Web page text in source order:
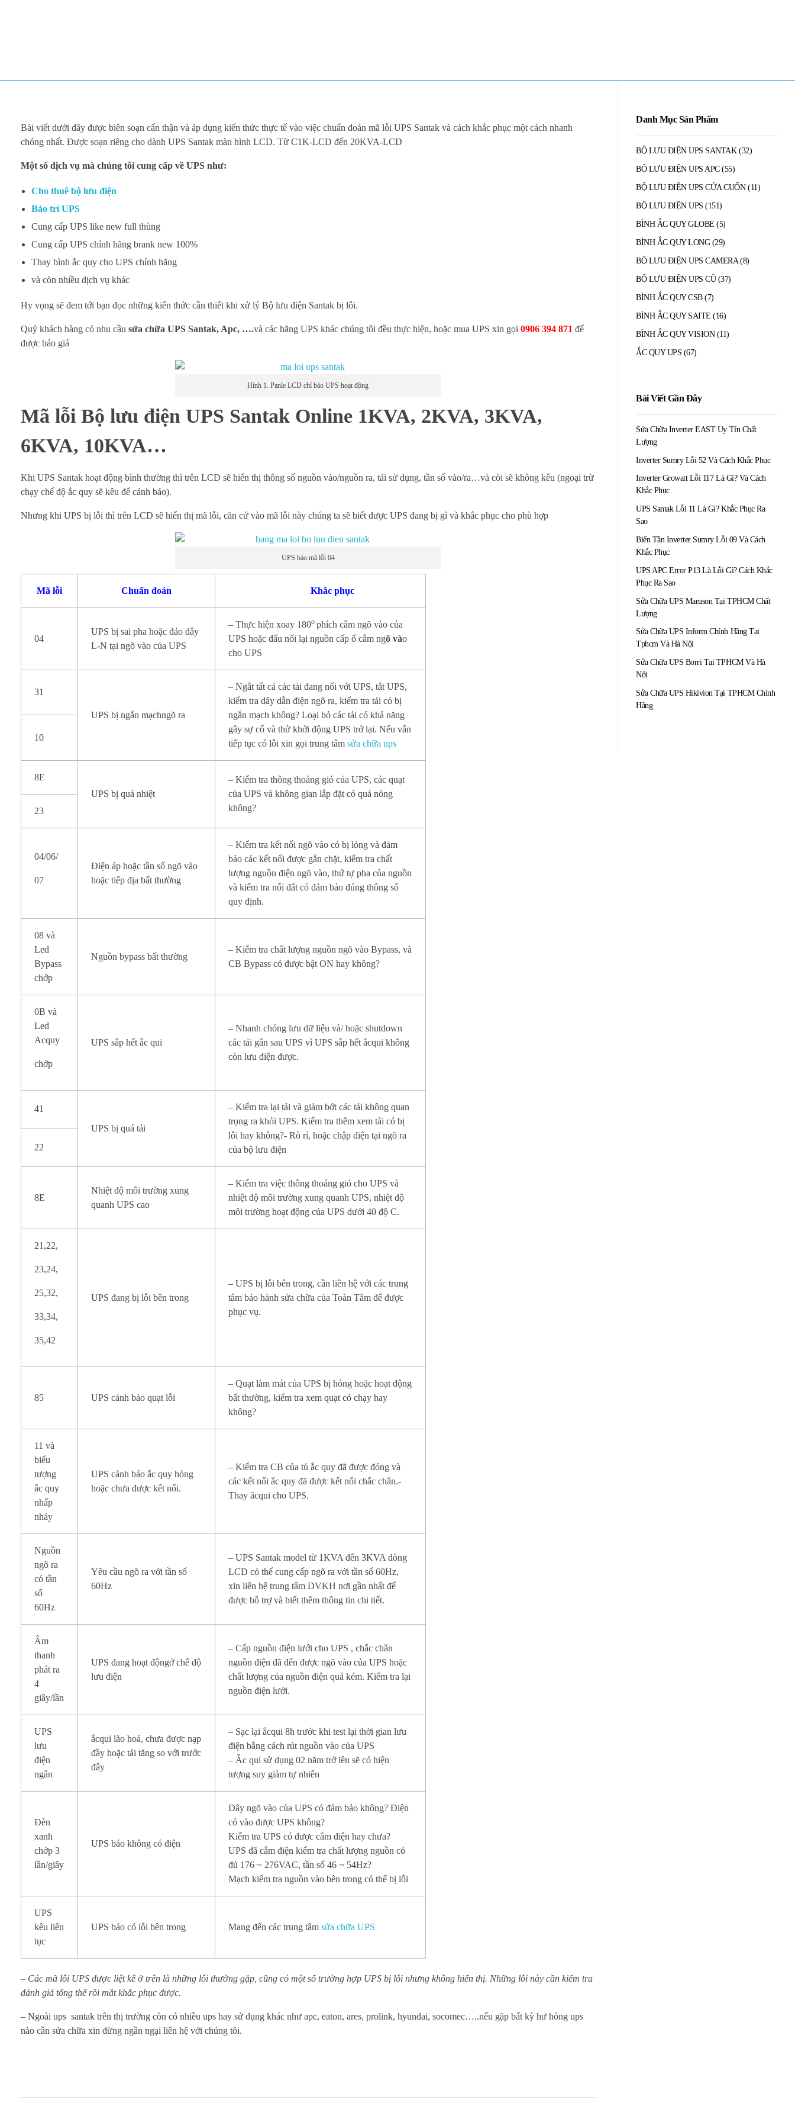
M
ã
l
ỗ
U
P
a
a
k
à
c
ắ
p
ụ
c
Bài viết dưới đây được biên soạn cẩn thận và áp dụng kiến thức thực tế vào việc chuẩn đoán mã lỗi UPS Santak và cách khắc phục một cách nhanh
chóng nhất. Được soạn riêng cho dành UPS Santak màn hình LCD. Từ C1K-LCD đến 20KVA-LCD
Một số dịch vụ mà chúng tôi cung cấp về UPS như:
Cho thuê bộ lưu điện
Bảo trì UPS
Cung cấp UPS like new full thùng
Cung cấp UPS chính hãng brank new 100%
Thay bình ắc quy cho UPS chính hãng
và còn nhiều dịch vụ khác
Hy vọng sẽ đem tới bạn đọc những kiến thức cần thiết khi xử lý Bộ lưu điện Santak bị lỗi.
Quý khách hàng có nhu cầu sửa chữa UPS Santak, Apc, ….và các hãng UPS khác chúng tôi đều thực hiện, hoặc mua UPS xin gọi 0906 394 871 để
được báo giá
Hình 1. Panle LCD chỉ báo UPS hoạt động
Mã lỗi Bộ lưu điện UPS Santak Online 1KVA, 2KVA, 3KVA,
6KVA, 10KVA…
Khi UPS Santak hoạt động bình thường thì trên LCD sẽ hiển thị thông số nguồn vào/nguồn ra, tải sử dụng, tần số vào/ra…và còi sẽ không kêu (ngoại trừ
chạy chế độ ắc quy sẽ kêu để cảnh báo).
Nhưng khi UPS bị lỗi thì trên LCD sẽ hiển thị mã lỗi, căn cứ vào mã lỗi này chúng ta sẽ biết được UPS đang bị gì và khắc phục cho phù hợp
UPS báo mã lỗi 04
Mã lỗi Chuẩn đoán Khắc phục
04
UPS bị sai pha hoặc đảo dây
L-N tại ngõ vào của UPS
– Thực hiện xoay 180ophích cắm ngõ vào của
UPS hoặc đấu nối lại nguồn cấp ổ cắm ngõ vào
cho UPS
31
UPS bị ngắn mạchngõ ra
– Ngắt tất cả các tải đang nối với UPS, tắt UPS,
kiểm tra dây dẫn điện ngõ ra, kiểm tra tải có bị
ngắn mạch không? Loại bỏ các tải có khả năng
gây sự cố và thử khởi động UPS trở lại. Nếu vẫn
tiếp tục có lỗi xin gọi trung tâmsửa chữa ups
10
8E
UPS bị quá nhiệt
– Kiểm tra thông thoáng gió của UPS, các quạt
của UPS và không gian lắp đặt có quá nóng
không?
23
04/06/
07
Điện áp hoặc tần số ngõ vào
hoặc tiếp địa bất thường
– Kiểm tra kết nối ngõ vào có bị lỏng và đảm
bảo các kết nối được gắn chặt, kiểm tra chất
lượng nguồn điện ngõ vào, thứ tự pha của nguồn
và kiểm tra nối đất có đảm bảo đúng thông số
quy định.
08 và
Led
Bypass
chớp
Nguồn bypass bất thường
– Kiểm tra chất lượng nguồn ngõ vào Bypass, và
CB Bypass có được bật ON hay không?
0B và
Led
Acquy
chớp
UPS sắp hết ắc qui
– Nhanh chóng lưu dữ liệu và/ hoặc shutdown
các tải gắn sau UPS vì UPS sắp hết ắcqui không
còn lưu điện được.
41
UPS bị quá tải
– Kiểm tra lại tải và giảm bớt các tải không quan
trọng ra khỏi UPS. Kiểm tra thêm xem tải có bị
lỗi hay không?- Rò rỉ, hoặc chập điện tại ngõ ra
của bộ lưu điện
22
8E
Nhiệt độ môi trường xung
quanh UPS cao
– Kiểm tra việc thông thoáng gió cho UPS và
nhiệt độ môi trường xung quanh UPS, nhiệt độ
môi trường hoạt động của UPS dưới 40 độ C.
21,22,
23,24,
25,32,
33,34,
35,42
UPS đang bị lỗi bên trong
– UPS bị lỗi bên trong, cần liên hệ với các trung
tâm bảo hành sửa chữa của Toàn Tâm để được
phục vụ.
85 UPS cảnh báo quạt lỗi
– Quạt làm mát của UPS bị hỏng hoặc hoạt động
bất thường, kiểm tra xem quạt có chạy hay
không?
11 và
biểu
tượng
ắc quy
nhấp
nháy
UPS cảnh báo ắc quy hỏng
hoặc chưa được kết nối.
– Kiểm tra CB của tủ ắc quy đã được đóng và
các kết nối ắc quy đã được kết nối chắc chắn.-
Thay ăcqui cho UPS.
Nguồn
ngõ ra
có tần
số
60Hz
Yêu cầu ngõ ra với tần số
60Hz
– UPS Santak model từ 1KVA đến 3KVA dòng
LCD có thể cung cấp ngõ ra với tần số 60Hz,
xin liên hệ trung tâm DVKH nơi gần nhất để
được hỗ trợ và biết thêm thông tin chi tiết.
Âm
thanh
phát ra
4
giây/lần
UPS đang hoạt độngở chế độ
lưu điện
– Cấp nguồn điện lưới cho UPS , chắc chắn
nguồn điện đã đến được ngõ vào của UPS hoặc
chất lượng của nguồn điện quá kém. Kiểm tra lại
nguồn điện lưới.
UPS
lưu
điện
ngắn
ắcqui lão hoá, chưa được nạp
đầy hoặc tải tăng so với trước
đây
– Sạc lại ắcqui 8h trước khi test lại thời gian lưu
điện bằng cách rút nguồn vào của UPS
– Ắc qui sử dụng 02 năm trở lên sẽ có hiện
tượng suy giảm tự nhiên
Đèn
xanh
chớp 3
lần/giây
UPS báo không có điện
Dây ngõ vào của UPS có đảm bảo không? Điện
có vào được UPS không?
Kiểm tra UPS có được cắm điện hay chưa?
UPS đã cắm điện kiểm tra chất lượng nguồn có
đủ 176 ~ 276VAC, tần số 46 ~ 54Hz?
Mạch kiểm tra nguồn vào bên trong có thể bị lỗi
UPS
kêu liên
tục
UPS báo có lỗi bên trong Mang đến các trung tâmsửa chữa UPS
– Các mã lỗi UPS được liệt kê ở trên là những lỗi thường gặp, cũng có một số trường hợp UPS bị lỗi nhưng không hiển thị. Những lỗi này cần kiểm tra
đánh giá tổng thể rồi mắt khắc phục được.
– Ngoài ups santak trên thị trường còn có nhiều ups hay sử dụng khác như apc, eaton, ares, prolink, hyundai, socomec…..nếu gặp bất kỳ hư hỏng ups
nào cần sửa chữa xin đừng ngần ngại liên hệ với chúng tôi.
Danh Mục Sản Phẩm
BỘ LƯU ĐIỆN UPS SANTAK (32)
BỘ LƯU ĐIỆN UPS APC (55)
BỘ LƯU ĐIỆN UPS CỬA CUỐN (11)
BỘ LƯU ĐIỆN UPS (151)
BÌNH ẮC QUY GLOBE (5)
BÌNH ẮC QUY LONG (29)
BỘ LƯU ĐIỆN UPS CAMERA (8)
BỘ LƯU ĐIỆN UPS CŨ (37)
BÌNH ẮC QUY CSB (7)
BÌNH ẮC QUY SAITE (16)
BÌNH ẮC QUY VISION (11)
ẮC QUY UPS (67)
Bài Viết Gần Đây
Sửa Chữa Inverter EAST Uy Tín Chất
Lượng
Inverter Sumry Lỗi 52 Và Cách Khắc Phục
Inverter Growatt Lỗi 117 Là Gì? Và Cách
Khắc Phục
UPS Santak Lỗi 11 Là Gì? Khắc Phục Ra
Sao
Biến Tần Inverter Sumry Lỗi 09 Và Cách
Khắc Phục
UPS APC Error P13 Là Lỗi Gì? Cách Khắc
Phục Ra Sao
Sửa Chữa UPS Maruson Tại TPHCM Chất
Lượng
Sửa Chữa UPS Inform Chính Hãng Tại
Tphcm Và Hà Nội
Sửa Chữa UPS Borri Tại TPHCM Và Hà
Nội
Sửa Chữa UPS Hikivion Tại TPHCM Chính
Hãng